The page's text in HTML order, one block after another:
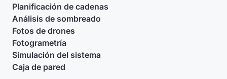
Planificación de cadenas
Análisis de sombreado
Fotos de drones
Fotogrametría
Simulación del sistema
Caja de pared